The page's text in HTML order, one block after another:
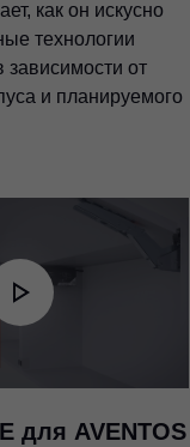
как он искусно
технологии
от
и планируемого
для AVENTOS